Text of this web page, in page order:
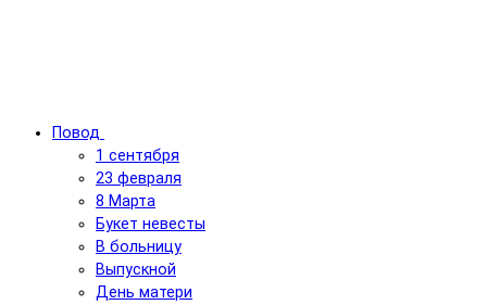
Повод
1 сентября
23 февраля
8 Марта
Букет невесты
В больницу
Выпускной
День матери